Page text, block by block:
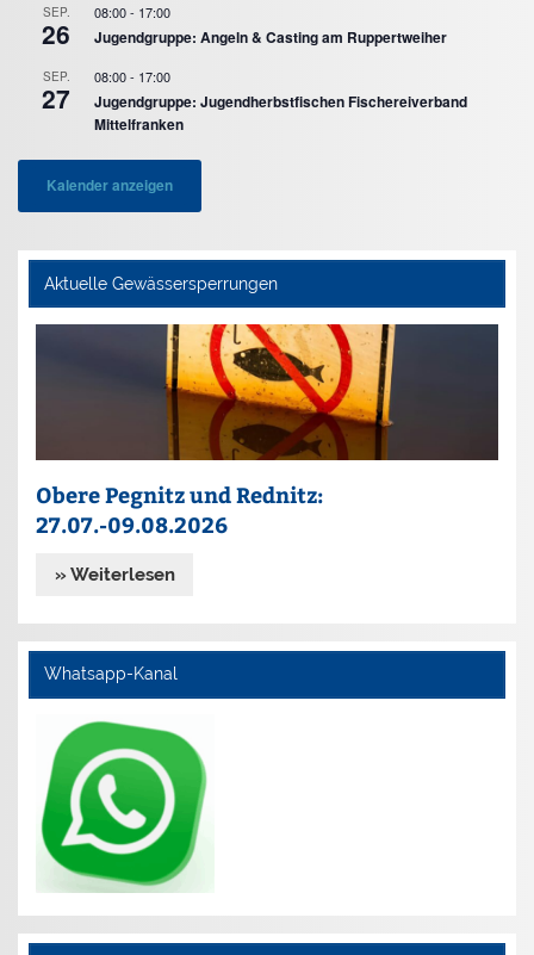
SEP.
26
08:00- 17:00
Jugendgruppe: Angeln & Casting am Ruppertweiher
SEP.
27
08:00- 17:00
Jugendgruppe: Jugendherbstfischen Fischereiverband
Mittelfranken
Kalender anzeigen
Aktuelle Gewässersperrungen
Obere Pegnitz und Rednitz:
27.07.-09.08.2026
» Weiterlesen
Whatsapp-Kanal